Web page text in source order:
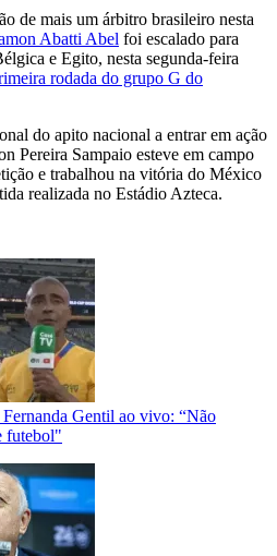
de mais um árbitro brasileiro nesta
Abatti Abel foi escalado para
e Egito, nesta segunda-feira
rodada do grupo G do
do apito nacional a entrar em ação
Pereira Sampaio esteve em campo
e trabalhou na vitória do México
realizada no Estádio Azteca.
Gentil ao vivo: “Não
futebol"